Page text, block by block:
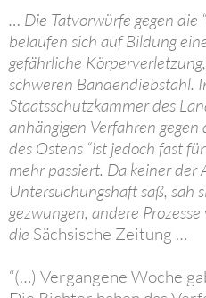
… Die Tatvorwürfe gegen die
belaufen sich auf Bildung
gefährliche
schweren Bandendiebstahl.
Staatsschutzkammer des
anhängigen Verfahren
des Ostens “ist jedoch fast
mehr passiert. Da keiner der
Untersuchungshaft saß, sah
gezwungen, andere
die Sächsische Zeitung …
“(…) Vergangene Woche